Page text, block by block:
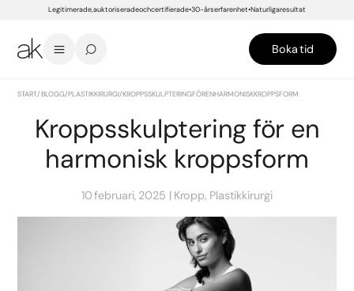
Legitimerade, auktoriserade och certifierade 30-års erfarenhet Naturliga resultat
Boka tid
START/BLOGG/PLASTIKKIRURGI/KROPPSSKULPTERING FÖR EN HARMONISK KROPPSFORM
Kroppsskulptering för en
harmonisk kroppsform
10 februari, 2025 Kropp, Plastikkirurgi